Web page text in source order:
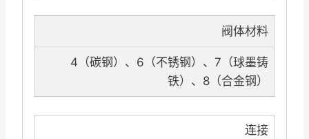
阀体材料
4（碳钢）、6（不锈钢）、7（球墨铸
铁）、8（合金钢）
连接